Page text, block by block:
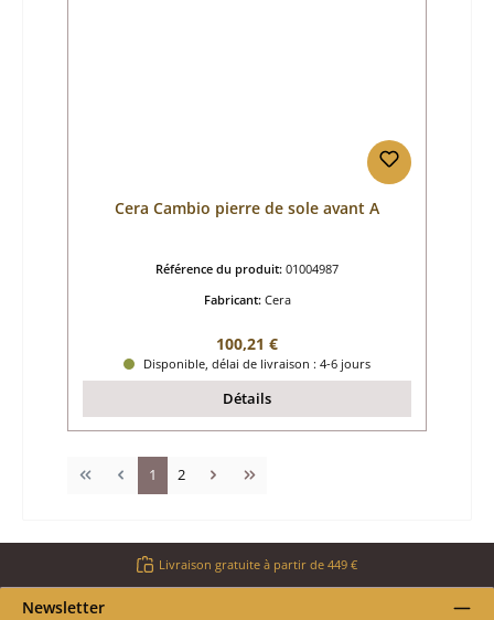
Cera Cambio pierre de sole avant A
Référence du produit: 01004987
Fabricant: Cera
Prix régulier :
100,21 €
Disponible, délai de livraison : 4-6 jours
Détails
Page
1 Page
2
Livraison gratuite à partir de 449 €
Newsletter